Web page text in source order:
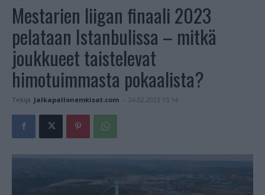
Mestarien liigan finaali 2023
pelataan Istanbulissa – mitkä
joukkueet taistelevat
himotuimmasta pokaalista?
Tekijä Jalkapallonemkisat.com - 24.02.2023 15:14